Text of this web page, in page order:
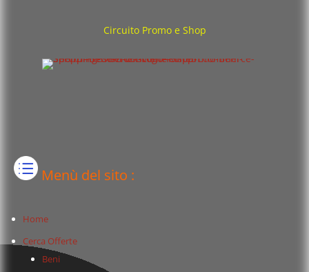
Circuito Promo e Shop
Menù del sito :
Home
Cerca Offerte
Beni